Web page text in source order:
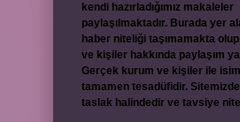
kendi hazırladığımız makaleler
paylaşılmaktadır. Burada yer
haber niteliği taşımamakta
ve kişiler hakkında paylaşım
Gerçek kurum ve kişiler ile
tamamen tesadüfidir.
taslak halindedir ve tavsiye